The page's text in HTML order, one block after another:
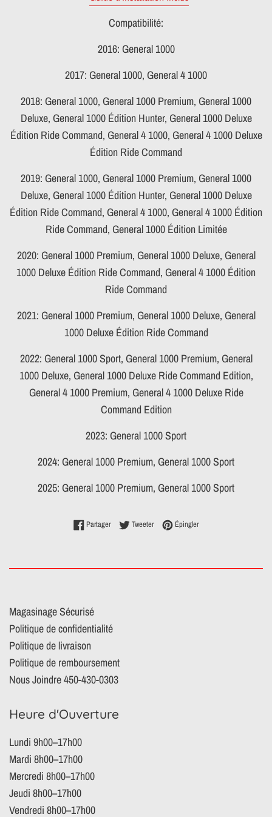
Compatibilité:
2016: General 1000
2017: General 1000, General 4 1000
2018: General 1000, General 1000 Premium, General 1000
Deluxe, General 1000 Édition Hunter, General 1000 Deluxe
Édition Ride Command, General 4 1000, General 4 1000 Deluxe
Édition Ride Command
2019: General 1000, General 1000 Premium, General 1000
Deluxe, General 1000 Édition Hunter, General 1000 Deluxe
Édition Ride Command, General 4 1000, General 4 1000 Édition
Ride Command, General 1000 Édition Limitée
2020: General 1000 Premium, General 1000 Deluxe, General
1000 Deluxe Édition Ride Command, General 4 1000 Édition
Ride Command
2021: General 1000 Premium, General 1000 Deluxe, General
1000 Deluxe Édition Ride Command
2022: General 1000 Sport, General 1000 Premium, General
1000 Deluxe, General 1000 Deluxe Ride Command Edition,
General 4 1000 Premium, General 4 1000 Deluxe Ride
Command Edition
2023: General 1000 Sport
2024: General 1000 Premium, General 1000 Sport
2025: General 1000 Premium, General 1000 Sport
PartagerPartager sur Facebook
TweeterTweeter sur Twitter
ÉpinglerÉpingler sur Pinterest
Magasinage Sécurisé
Politique de confidentialité
Politique de livraison
Politique de remboursement
Nous Joindre 450-430-0303
Heure d'Ouverture
Lundi 9h00–17h00
Mardi 8h00–17h00
Mercredi 8h00–17h00
Jeudi 8h00–17h00
Vendredi 8h00–17h00